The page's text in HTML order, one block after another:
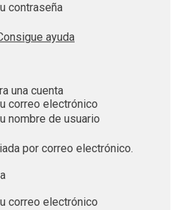
contraseña
ayuda
una cuenta
correo electrónico
nombre de usuario
por correo electrónico.
correo electrónico